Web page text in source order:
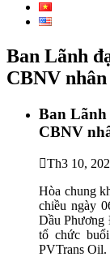
Ban Lãnh
CBNV
Ban Lãnh
CBNV
Th3 10,
Hòa chung
chiều ngày
Dầu Phương
tổ chức
PVTrans Oil.